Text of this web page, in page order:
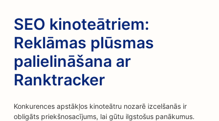
SEO kinoteātriem:
Reklāmas plūsmas
palielināšana ar
Ranktracker
Konkurences apstākļos kinoteātru nozarē izcelšanās ir
obligāts priekšnosacījums, lai gūtu ilgstošus panākumus.